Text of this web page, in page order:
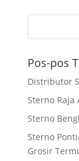
Pos-pos
Distributor
Sterno Raja
Sterno
Sterno
Grosir